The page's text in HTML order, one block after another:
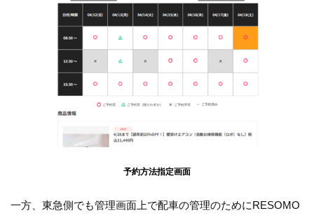
予約方法指定画面
一方、東急側でも管理画面上で配車の管理のためにRESOMO